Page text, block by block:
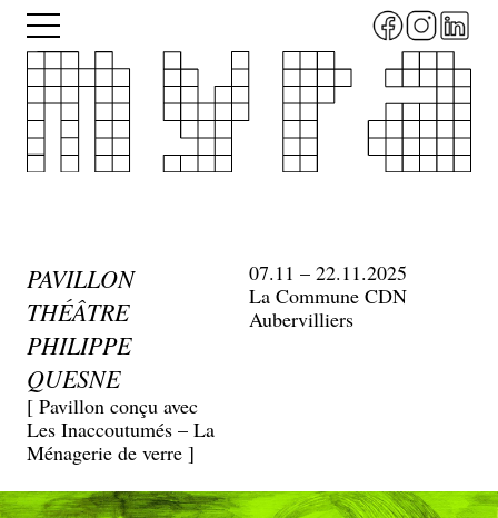
Aller
contenu
principal
Menu
PAVILLON
THÉÂTRE
PHILIPPE
QUESNE
[ Pavillon conçu avec
Les Inaccoutumés – La
Ménagerie de verre ]
07.11 – 22.11.2025
La Commune CDN
Aubervilliers